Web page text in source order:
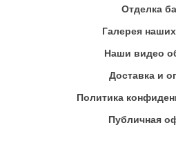
Отделка
Галерея
Наши видео
Доставка и
Политика
Публичная